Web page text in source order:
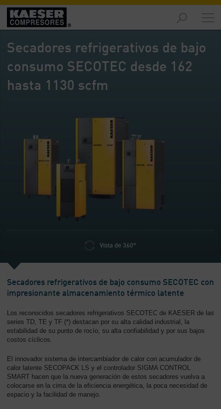
Productos
y
soluciones
Contenido
Servicios
Recursos
comprimido
Secadores refrigerativos de bajo
consumo SECOTEC desde 162
hasta 1130 scfm
Vista de 360°
Secadores refrigerativos de bajo consumo SECOTEC con
impresionante almacenamiento térmico latente
Los reconocidos secadores refrigerativos SECOTEC de KAESER de las
series TD, TE y TF (*) destacan por su alta calidad industrial, la
estabilidad de su punto de rocío, su alta confiabilidad y por sus bajos
costos cíclicos.
El innovador sistema de intercambiador de calor con acumulador de
calor latente SECOPACK LS y el controlador SIGMA CONTROL
SMART hacen que la nueva generación de estos secadores vuelva a
colocarse en la cima de la eficiencia energética, la poca necesidad de
espacio y la facilidad de manejo.